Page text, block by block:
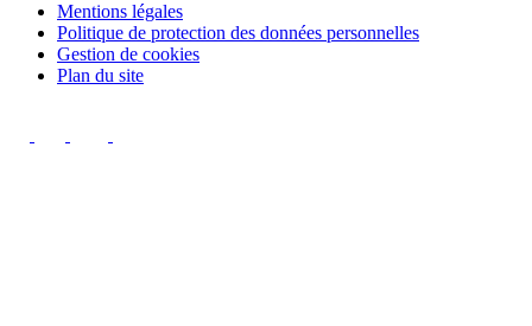
Mentions légales
Politique de protection des données personnelles
Gestion de cookies
Plan du site